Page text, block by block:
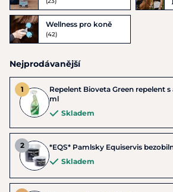
Wellness pro koně
(42)
Nejprodávanější
Repelent Bioveta Green repelent
ml
Skladem
*EQS* Pamlsky Equiservis
Skladem